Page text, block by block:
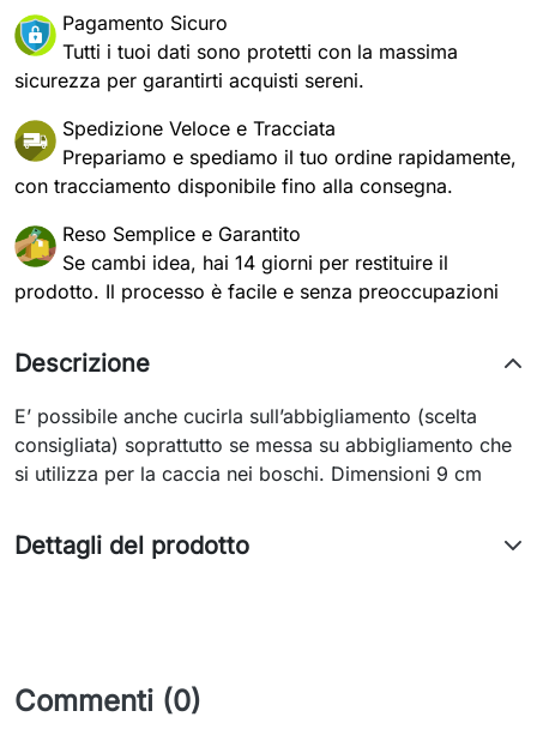
Pagamento Sicuro
Tutti i tuoi dati sono protetti con la massima
sicurezza per garantirti acquisti sereni.
Spedizione Veloce e Tracciata
Prepariamo e spediamo il tuo ordine rapidamente,
con tracciamento disponibile fino alla consegna.
Reso Semplice e Garantito
Se cambi idea, hai 14 giorni per restituire il
prodotto. Il processo è facile e senza preoccupazioni
Descrizione
E’ possibile anche cucirla sull’abbigliamento (scelta
consigliata) soprattutto se messa su abbigliamento che
si utilizza per la caccia nei boschi. Dimensioni 9 cm
Dettagli del prodotto
Commenti (0)